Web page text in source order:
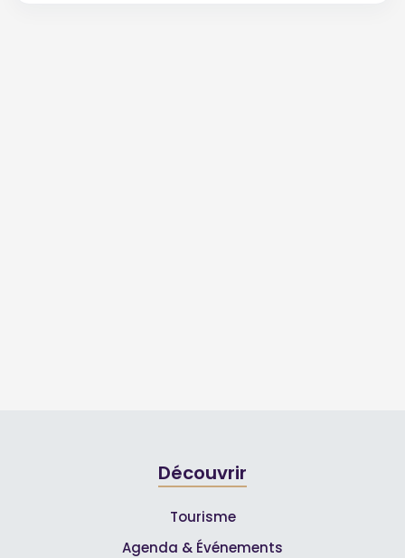
Découvrir
Tourisme
Agenda & Événements